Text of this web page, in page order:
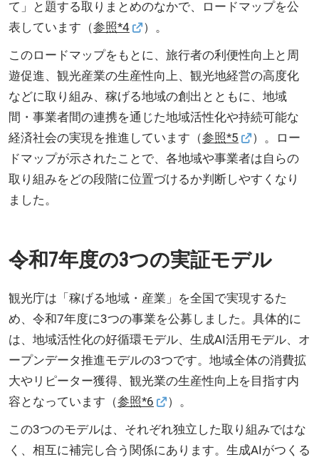
て」と題する取りまとめのなかで、ロードマップを公
表しています（参照*4
）。
このロードマップをもとに、旅行者の利便性向上と周
遊促進、観光産業の生産性向上、観光地経営の高度化
などに取り組み、稼げる地域の創出とともに、地域
間・事業者間の連携を通じた地域活性化や持続可能な
経済社会の実現を推進しています（参照*5
）。ロー
ドマップが示されたことで、各地域や事業者は自らの
取り組みをどの段階に位置づけるか判断しやすくなり
ました。
令和7年度の3つの実証モデル
観光庁は「稼げる地域・産業」を全国で実現するた
め、令和7年度に3つの事業を公募しました。具体的に
は、地域活性化の好循環モデル、生成AI活用モデル、オ
ープンデータ推進モデルの3つです。地域全体の消費拡
大やリピーター獲得、観光業の生産性向上を目指す内
容となっています（参照*6
）。
この3つのモデルは、それぞれ独立した取り組みではな
く、相互に補完し合う関係にあります。生成AIがつくる